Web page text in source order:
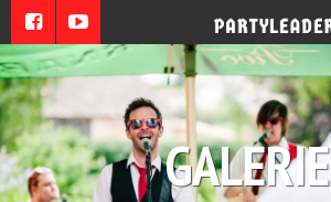
GALERIE